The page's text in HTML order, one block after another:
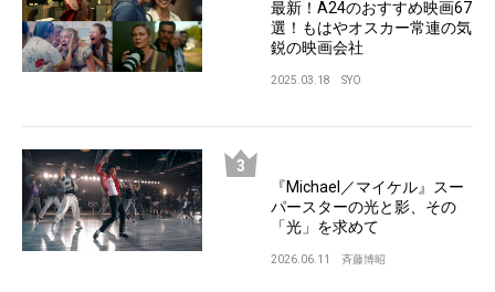
最新！A24のおすすめ映画67
選！もはやオスカー常連の気
鋭の映画会社
2025.03.18 SYO
『Michael／マイケル』スー
パースターの光と影、その
「光」を求めて
2026.06.11 斉藤博昭